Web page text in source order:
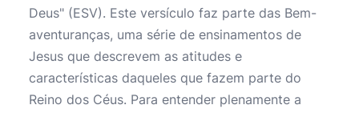
Deus" (ESV). Este versículo faz parte das Bem-
aventuranças, uma série de ensinamentos de
Jesus que descrevem as atitudes e
características daqueles que fazem parte do
Reino dos Céus. Para entender plenamente a